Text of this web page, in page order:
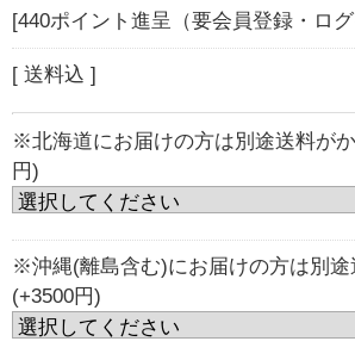
[440ポイント進呈（要会員登録・ロ
[ 送料込 ]
※北海道にお届けの方は別途送料が
円)
※沖縄(離島含む)にお届けの方は別途
(+3500円)